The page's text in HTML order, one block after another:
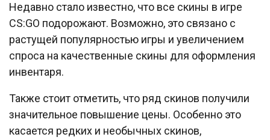
Недавно стало известно, что все скины в игре
CS:GO подорожают. Возможно, это связано с
растущей популярностью игры и увеличением
спроса на качественные скины для оформления
инвентаря.
Также стоит отметить, что ряд скинов получили
значительное повышение цены. Особенно это
касается редких и необычных скинов,